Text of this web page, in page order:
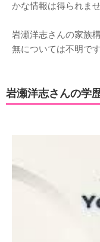
かな情報は得られま
岩瀬洋志さんの家族
無については不明で
岩瀬洋志さんの学